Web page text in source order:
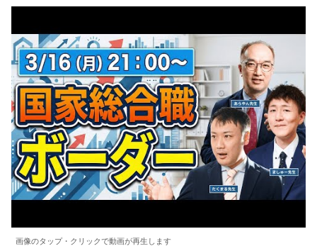
画像のタップ・クリックで動画が再生します